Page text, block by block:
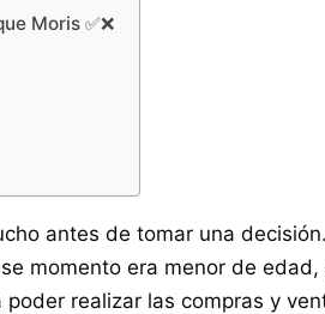
Moris ✅❌
antes de tomar una
momento era menor de edad,
realizar las compras y